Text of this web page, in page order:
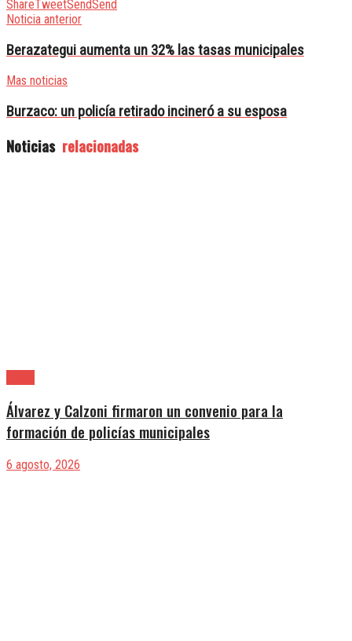
ShareTweetSendSend
Noticia anterior
Berazategui aumenta un 32% las tasas municipales
Mas noticias
Burzaco: un policía retirado incineró a su esposa
Noticias relacionadas
Álvarez y Calzoni firmaron un convenio para la
formación de policías municipales
6 agosto, 2026